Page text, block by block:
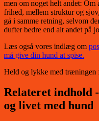
men om noget helt andet:
frihed, mellem struktur og
gå i samme retning, selvom
dufter bedre end alt andet på
Læs også vores indlæg om
må give din hund at spise.
Held og lykke med træningen
Relateret indhold
og livet med hund